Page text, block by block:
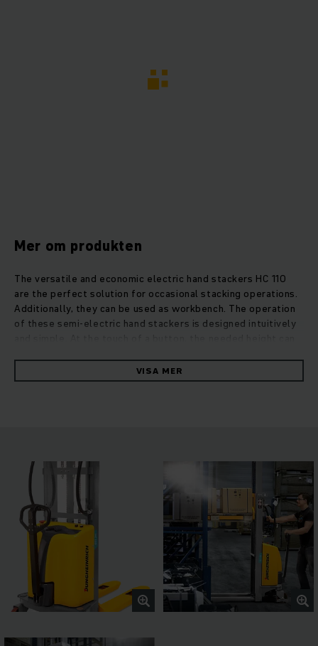
Mer om produkten
The versatile and economic electric hand stackers HC 110
are the perfect solution for occasional stacking operations.
Additionally, they can be used as workbench. The operation
of these semi-electric hand stackers is designed intuitively
stacker has a long tiller and manoeuvring is supported by
two ergonomic guide handles. The energy for lifting is
distance between operator and vehicle and the steering
tyres are covered with a foot protection. The mechanic foot
brake ensures a safe stand during stacking.
VISA MER